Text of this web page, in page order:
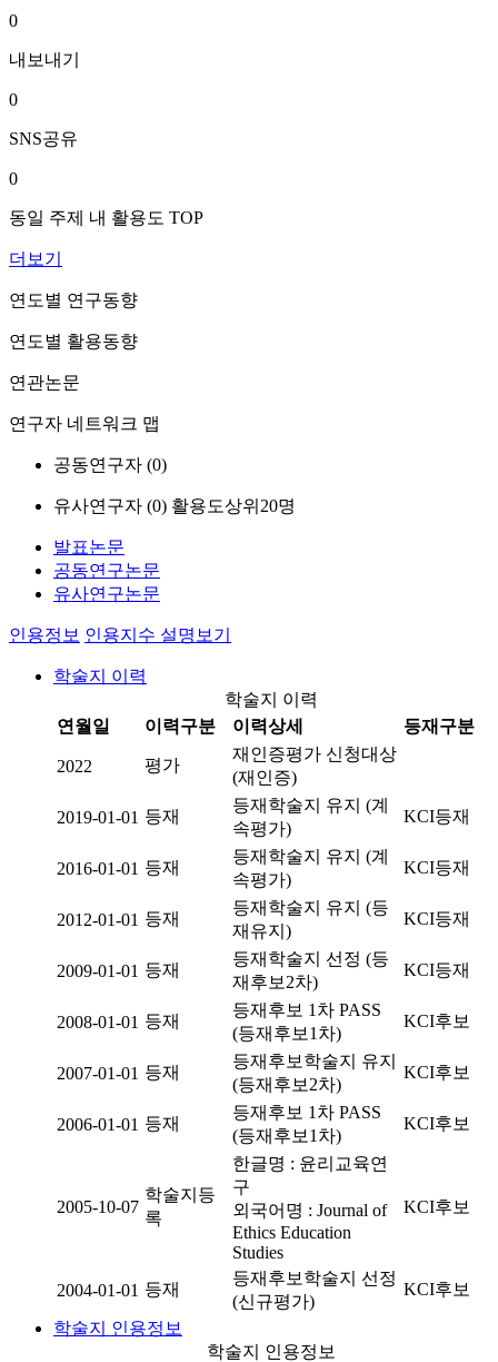
0
내보내기
0
SNS공유
0
동일 주제 내 활용도 TOP
더보기
연도별 연구동향
연도별 활용동향
연관논문
연구자 네트워크 맵
공동연구자 (0)
유사연구자 (0) 활용도상위20명
발표논문
공동연구논문
유사연구논문
인용정보 인용지수 설명보기
학술지 이력
학술지 이력
연월일
이력구분 이력상세 등재구분
2022 평가
재인증평가 신청대상
(재인증)
2019-01-01 등재
등재학술지 유지 (계
속평가)
KCI등재
2016-01-01 등재
등재학술지 유지 (계
속평가)
KCI등재
2012-01-01 등재
등재학술지 유지 (등
재유지)
KCI등재
2009-01-01 등재
등재학술지 선정 (등
재후보2차)
KCI등재
2008-01-01 등재
등재후보 1차 PASS
(등재후보1차)
KCI후보
2007-01-01 등재
등재후보학술지 유지
(등재후보2차)
KCI후보
2006-01-01 등재
등재후보 1차 PASS
(등재후보1차)
KCI후보
2005-10-07
학술지등
록
한글명 : 윤리교육연
구
외국어명 : Journal of
Ethics Education
Studies
KCI후보
2004-01-01 등재
등재후보학술지 선정
(신규평가)
KCI후보
학술지 인용정보
학술지 인용정보